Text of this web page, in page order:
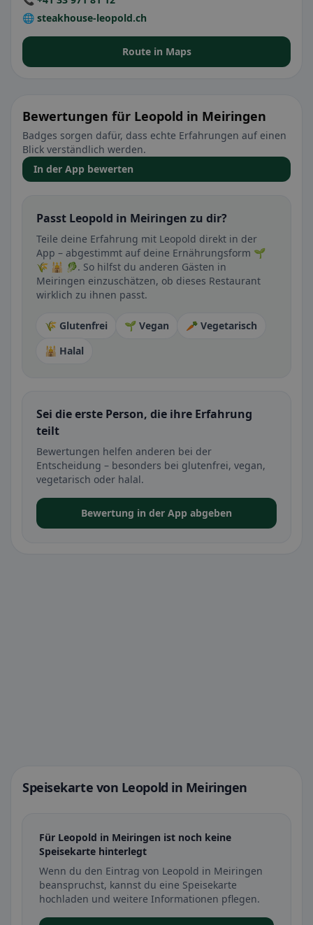
🌐 steakhouse-leopold.ch
Route in Maps
Bewertungen für Leopold in Meiringen
Badges sorgen dafür, dass echte Erfahrungen auf einen
Blick verständlich werden.
In der App bewerten
Passt Leopold in Meiringen zu dir?
Teile deine Erfahrung mit Leopold direkt in der
App – abgestimmt auf deine Ernährungsform 🌱
🌾 🕌 🥬. So hilfst du anderen Gästen in
Meiringen einzuschätzen, ob dieses Restaurant
wirklich zu ihnen passt.
🌾 Glutenfrei 🌱 Vegan
🥕 Vegetarisch
🕌 Halal
Sei die erste Person, die ihre Erfahrung
teilt
Bewertungen helfen anderen bei der
Entscheidung – besonders bei glutenfrei, vegan,
vegetarisch oder halal.
Bewertung in der App abgeben
Speisekarte von Leopold in Meiringen
Für Leopold in Meiringen ist noch keine
Speisekarte hinterlegt
Wenn du den Eintrag von Leopold in Meiringen
beanspruchst, kannst du eine Speisekarte
hochladen und weitere Informationen pflegen.